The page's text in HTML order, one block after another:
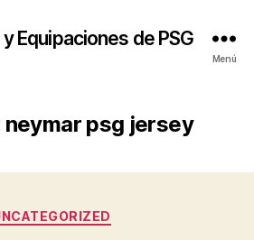
Equipaciones de PSG
Menú
neymar psg jersey
Categorías